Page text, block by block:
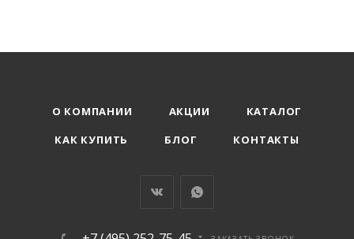
О КОМПАНИИ АКЦИИ
КАТАЛОГ
КАК КУПИТЬ
БЛОГ КОНТАКТЫ